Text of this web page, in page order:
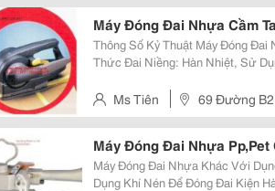
Máy Đóng Đai Nhựa Cầm
Thông Số Kỷ Thuật Máy Đóng Đai
Thức Đai Niềng: Hàn Nhiệt, Sử Dụng Bằng Điện Loại
1.0Mm Lực Căng Tối Đa:...
Ms Tiên 69 Đường B2
Máy Đóng Đai Nhựa Pp,Pet
Máy Đóng Đai Nhựa Khác Với
Dụng Khí Nén Để Đóng Đai Kiện